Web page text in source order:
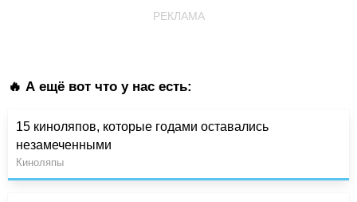
РЕКЛАМА
🔥 А ещё вот что у нас есть:
15 киноляпов, которые годами оставались
незамеченными
Киноляпы